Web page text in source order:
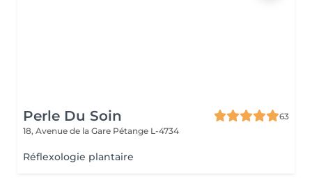
Perle Du Soin
63
18, Avenue de la Gare Pétange L-4734
Réflexologie plantaire